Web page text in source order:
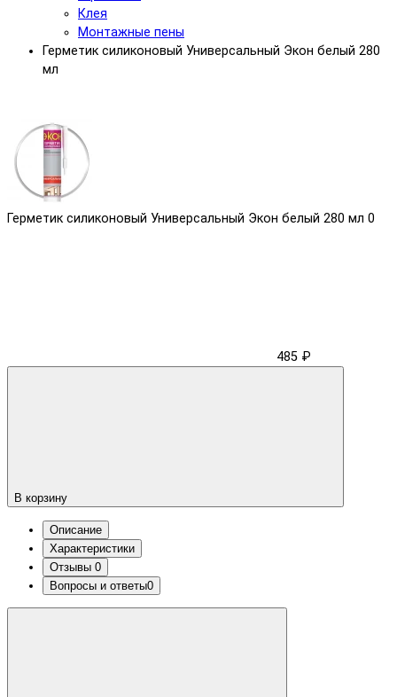
Клея
Монтажные пены
Герметик силиконовый Универсальный Экон белый 280
мл
Герметик силиконовый Универсальный Экон белый 280 мл 0
485 ₽
В корзину
Описание
Характеристики
Отзывы 0
Вопросы и ответы0